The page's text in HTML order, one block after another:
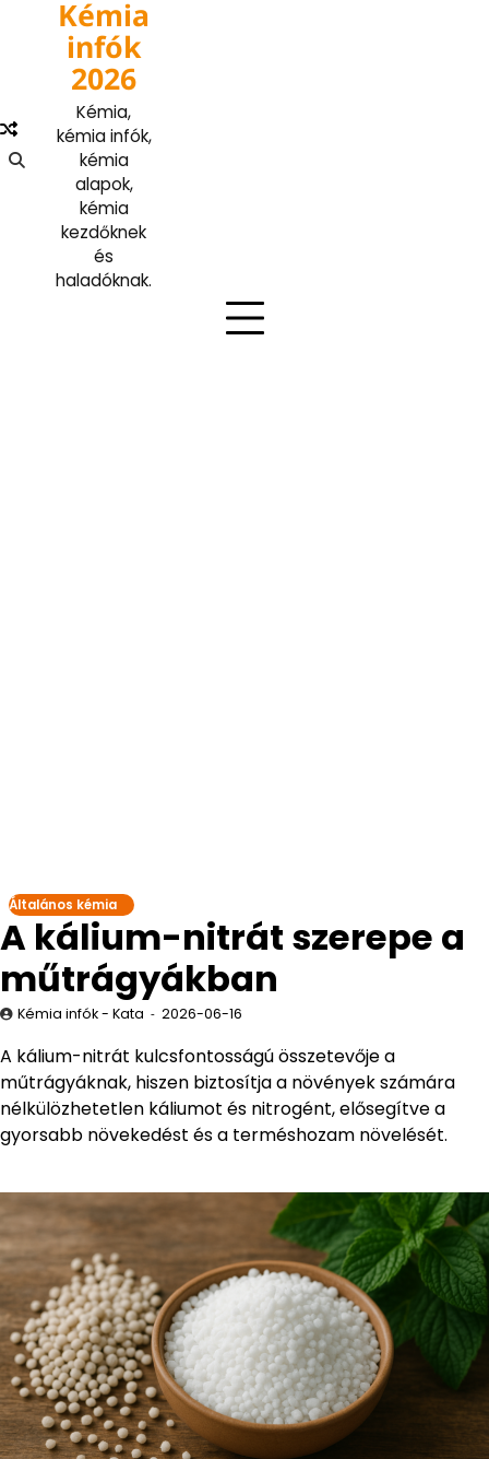
Kémia
infók
2026
Kémia,
kémia infók,
kémia
alapok,
kémia
kezdőknek
és
haladóknak.
Általános kémia
A kálium-nitrát szerepe a
műtrágyákban
Kémia infók - Kata 2026-06-16
A kálium-nitrát kulcsfontosságú összetevője a
műtrágyáknak, hiszen biztosítja a növények számára
nélkülözhetetlen káliumot és nitrogént, elősegítve a
gyorsabb növekedést és a terméshozam növelését.